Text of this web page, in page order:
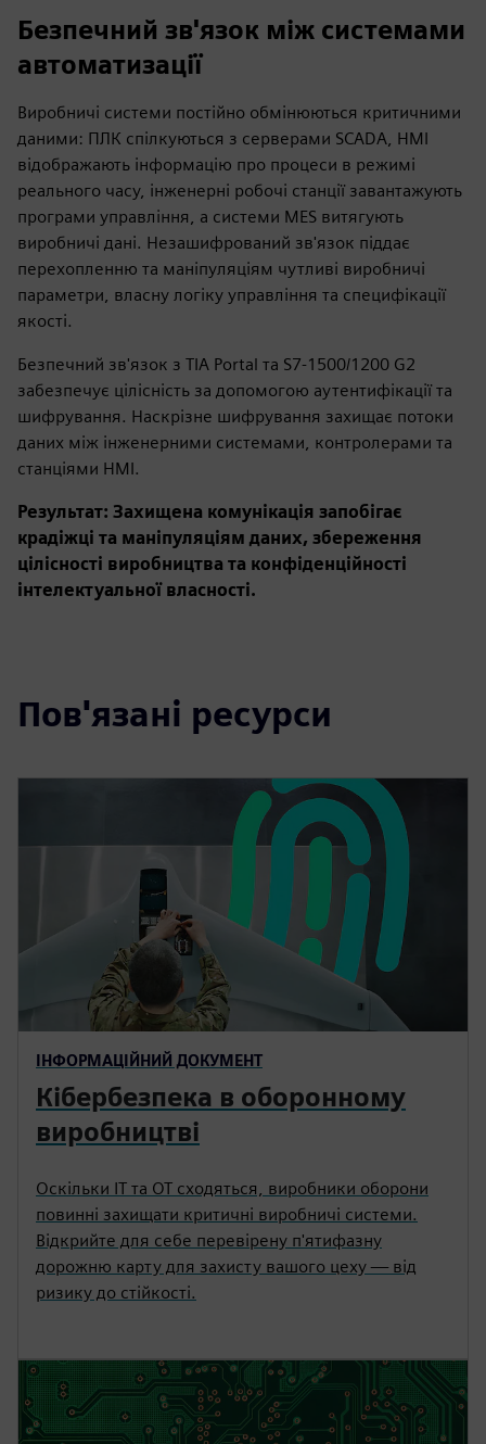
Безпечний зв'язок між системами
автоматизації
Виробничі системи постійно обмінюються критичними
даними: ПЛК спілкуються з серверами SCADA, HMI
відображають інформацію про процеси в режимі
реального часу, інженерні робочі станції завантажують
програми управління, а системи MES витягують
виробничі дані. Незашифрований зв'язок піддає
перехопленню та маніпуляціям чутливі виробничі
параметри, власну логіку управління та специфікації
якості.
Безпечний зв'язок з TIA Portal та S7-1500/1200 G2
забезпечує цілісність за допомогою аутентифікації та
шифрування. Наскрізне шифрування захищає потоки
даних між інженерними системами, контролерами та
станціями HMI.
Результат: Захищена комунікація запобігає
крадіжці та маніпуляціям даних, збереження
цілісності виробництва та конфіденційності
інтелектуальної власності.
Пов'язані ресурси
ІНФОРМАЦІЙНИЙ ДОКУМЕНТ
Кібербезпека в оборонному
виробництві
Оскільки ІТ та ОТ сходяться, виробники оборони
повинні захищати критичні виробничі системи.
Відкрийте для себе перевірену п'ятифазну
дорожню карту для захисту вашого цеху — від
ризику до стійкості.